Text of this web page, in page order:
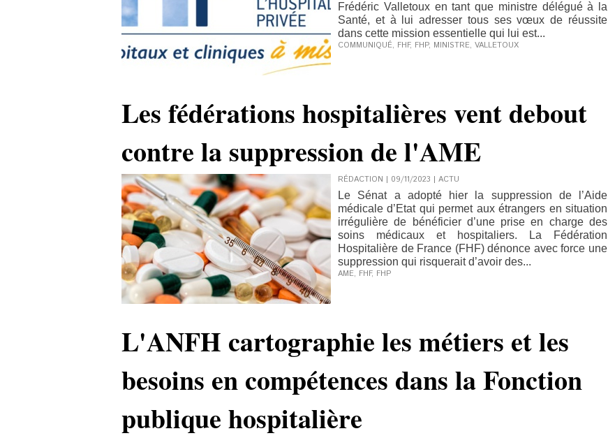
Frédéric Valletoux en tant que ministre délégué à la
Santé, et à lui adresser tous ses vœux de réussite
dans cette mission essentielle qui lui est...
COMMUNIQUÉ, FHF, FHP, MINISTRE, VALLETOUX
Les fédérations hospitalières vent debout
contre la suppression de l'AME
RÉDACTION | 09/11/2023 | ACTU
Le Sénat a adopté hier la suppression de l’Aide
médicale d’Etat qui permet aux étrangers en situation
irrégulière de bénéficier d’une prise en charge des
soins médicaux et hospitaliers. La Fédération
Hospitalière de France (FHF) dénonce avec force une
suppression qui risquerait d’avoir des...
AME, FHF, FHP
L'ANFH cartographie les métiers et les
besoins en compétences dans la Fonction
publique hospitalière